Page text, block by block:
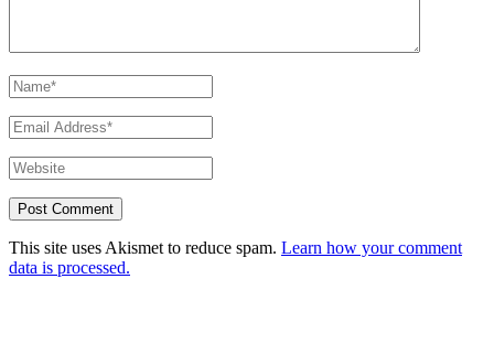
This site uses Akismet to reduce spam. Learn how your comment
data is processed.